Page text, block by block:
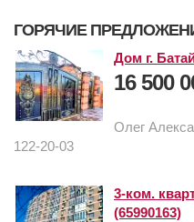
ГОРЯЧИЕ
Дом г.
16 500
Олег
122-20-03
3-ком.
(65990163)